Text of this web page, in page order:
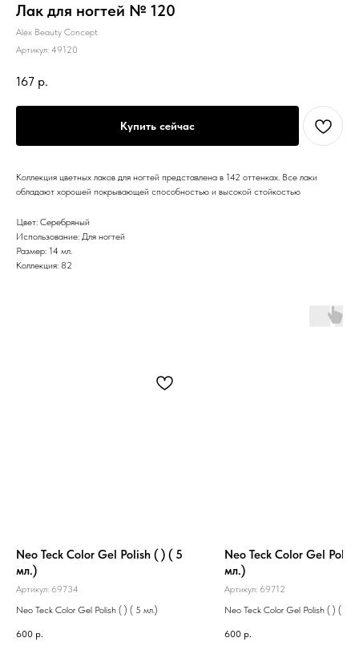
Лак для ногтей № 120
Alex Beauty Concept
Артикул: 49120
167 р.
Купить сейчас
Коллекция цветных лаков для ногтей представлена в 142 оттенках. Все лаки
обладают хорошей покрывающей способностью и высокой стойкостью
Цвет: Серебряный
Использование: Для ногтей
Размер: 14 мл.
Коллекция: 82
Neo Teck Color Gel Polish ( ) ( 5
мл.)
Артикул: 69734
Neo Teck Color Gel Polish ( ) ( 5 мл.)
600 р.
Neo Teck Color Gel
мл.)
Артикул: 69712
Neo Teck Color Gel Polish ( ) ( 5
600 р.